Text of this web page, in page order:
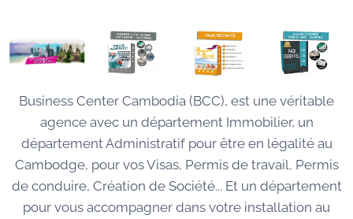
Business Center Cambodia (BCC), est une véritable
agence avec un département Immobilier, un
département Administratif pour être en légalité au
Cambodge, pour vos Visas, Permis de travail, Permis
de conduire, Création de Société... Et un département
pour vous accompagner dans votre installation au